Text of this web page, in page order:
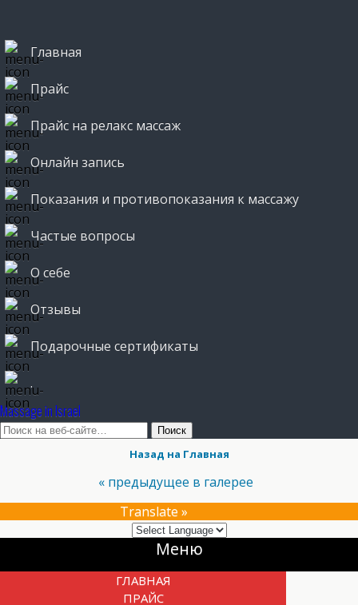
Главная
Прайс
Прайс на релакс массаж
Онлайн запись
Показания и противопоказания к массажу
Частые вопросы
О себе
Отзывы
Подарочные сертификаты
.
Massage in Israel
Назад на Главная
« предыдущее в галерее
Translate »
Прокрутка
Меню
ГЛАВНАЯ
ПРАЙС